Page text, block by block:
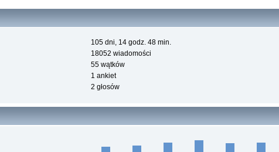
105 dni, 14 godz. 48 min.
18052 wiadomości
55 wątków
1 ankiet
2 głosów